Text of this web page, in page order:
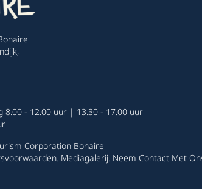
8.00 - 12.00 uur | 13.30 - 17.00 uur
Corporation Bonaire
. Mediagalerij. Neem Contact Met